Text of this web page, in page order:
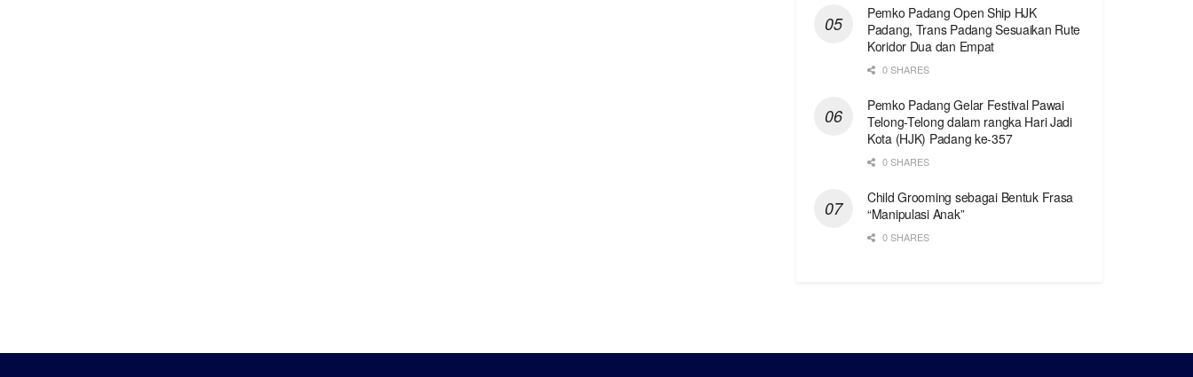
Pemko Padang Open Ship HJK
Padang, Trans Padang Sesuaikan Rute
Koridor Dua dan Empat
0 SHARES
Pemko Padang Gelar Festival Pawai
Telong-Telong dalam rangka Hari Jadi
Kota (HJK) Padang ke-357
0 SHARES
Child Grooming sebagai Bentuk Frasa
“Manipulasi Anak”
0 SHARES